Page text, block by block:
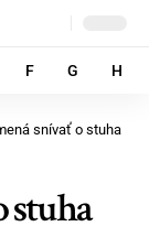
F G H
snívať o stuha
stuha